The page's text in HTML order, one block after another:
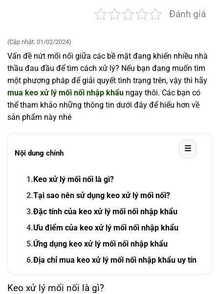
Đánh giá
(Cập nhật: 01/02/2024)
Vấn đề nứt mối nối giữa các bề mặt đang khiến nhiều nhà
thầu đau đầu để tìm cách xử lý? Nếu bạn đang muốn tìm
một phương pháp để giải quyết tình trạng trên, vậy thì hãy
mua keo xử lý mối nối nhập khẩu ngay thôi. Các bạn có
thể tham khảo những thông tin dưới đây để hiểu hơn về
sản phẩm này nhé
Nội dung chính ☰
1.Keo xử lý mối nối là gì?
2.Tại sao nên sử dụng keo xử lý mối nối?
3.Đặc tính của keo xử lý mối nối nhập khẩu
4.Ưu điểm của keo xử lý mối nối nhập khẩu
5.Ứng dụng keo xử lý mối nối nhập khẩu
6.Địa chỉ mua keo xử lý mối nối nhập khẩu uy tín
Keo xử lý mối nối là gì?